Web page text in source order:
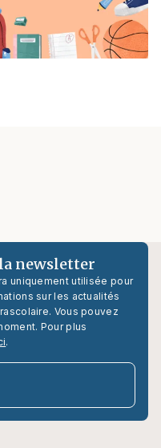
newsletter
uniquement utilisée pour
sur les actualités
Vous pouvez
Pour plus
.